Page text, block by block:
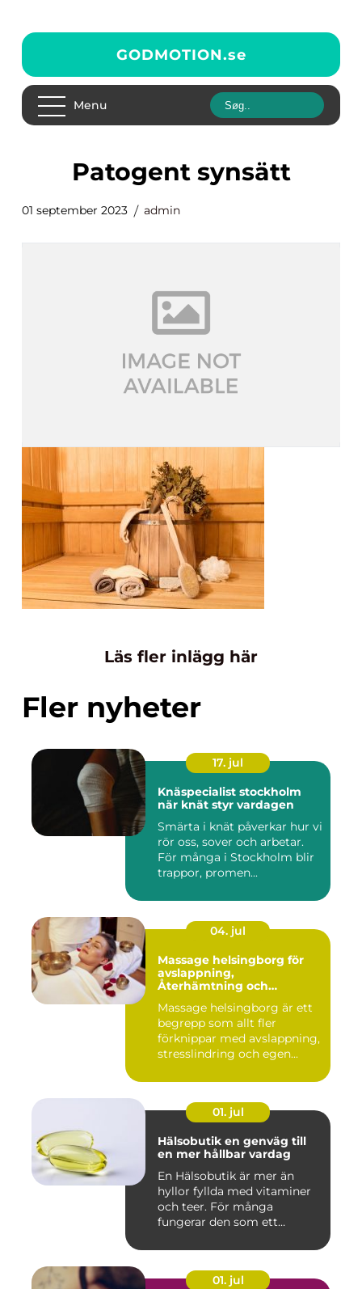
GODMOTION.se
Menu
patogent synsätt
01 september 2023 admin
Läs fler inlägg här
Fler nyheter
17. jul
Knäspecialist stockholm
när knät styr vardagen
Smärta i knät påverkar hur vi
rör oss, sover och arbetar.
För många i Stockholm blir
trappor, promen...
04. jul
Massage helsingborg för
avslappning,
Återhämtning och
Massage helsingborg är ett
begrepp som allt fler
förknippar med avslappning,
stresslindring och egen...
01. jul
Hälsobutik en genväg till
en mer hållbar vardag
En Hälsobutik är mer än
hyllor fyllda med vitaminer
och teer. För många
fungerar den som ett
01. jul